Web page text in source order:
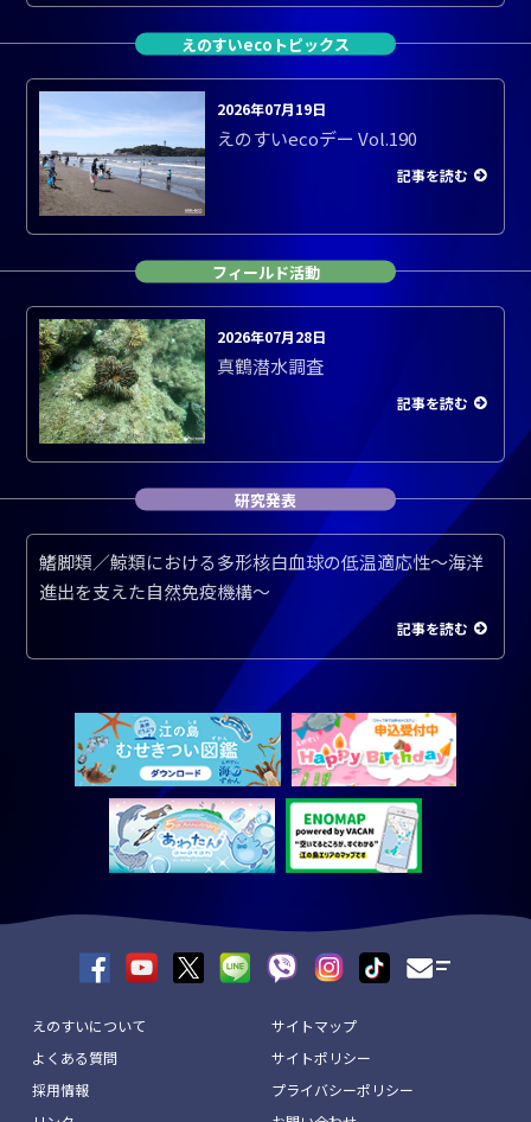
えのすいecoトピックス
2026年07月19日
えのすいecoデー Vol.190
記事を読む
フィールド活動
2026年07月28日
真鶴潜水調査
記事を読む
研究発表
鰭脚類／鯨類における多形核白血球の低温適応性～海洋
進出を支えた自然免疫機構～
記事を読む
えのすいについて
よくある質問
採用情報
サイトマップ
サイトポリシー
プライバシーポリシー